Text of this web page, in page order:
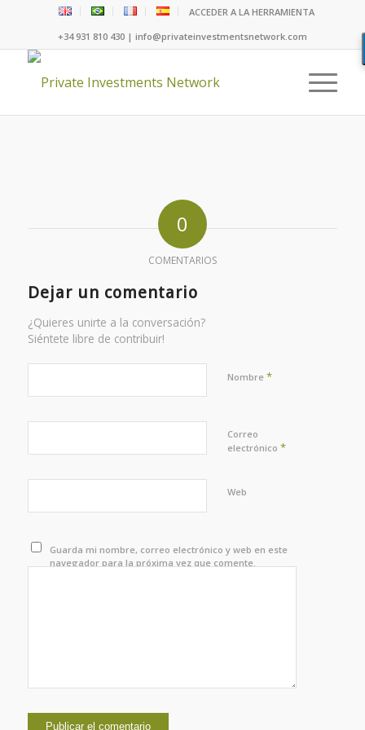
ACCEDER A LA HERRAMIENTA
+34 931 810 430 | info@privateinvestmentsnetwork.com
0
COMENTARIOS
Dejar un comentario
¿Quieres unirte a la conversación?
Siéntete libre de contribuir!
Nombre *
Correo
electrónico *
Web
Guarda mi nombre, correo electrónico y web en este
navegador para la próxima vez que comente.